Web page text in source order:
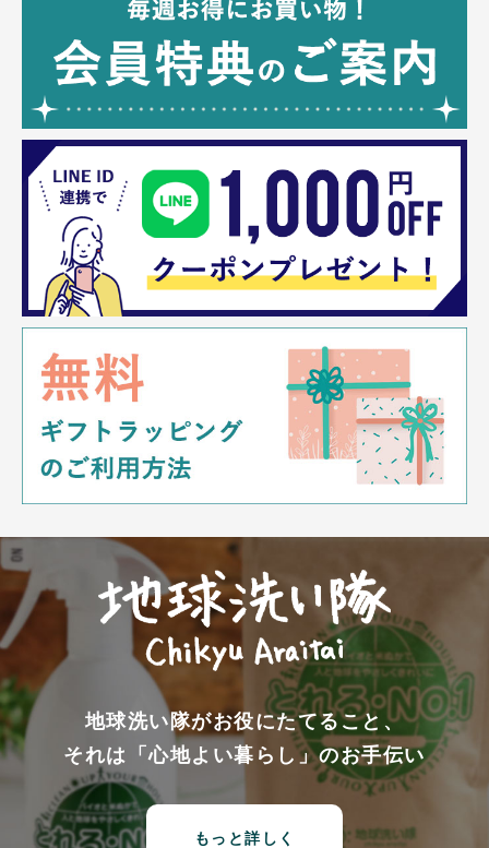
地球洗い隊がお役にたてること、
それは「心地よい暮らし」のお手伝い
もっと詳しく